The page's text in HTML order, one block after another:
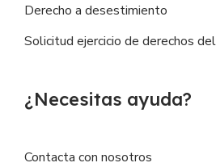
Derecho a desestimiento
Solicitud ejercicio de derechos
¿Necesitas ayuda?
Contacta con nosotros